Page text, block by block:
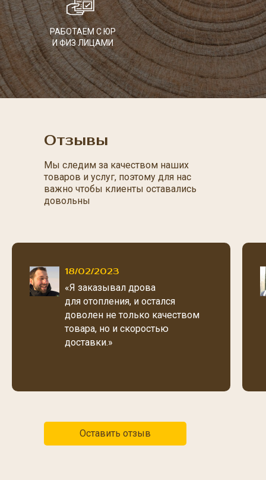
РАБОТАЕМ С ЮР
И ФИЗ ЛИЦАМИ
Отзывы
Мы следим за качеством наших
товаров и услуг, поэтому для нас
важно чтобы клиенты оставались
довольны
18/02/2023
«Я заказывал дрова
для отопления, и остался
доволен не только качеством
товара, но и скоростью
доставки.»
Оставить отзыв